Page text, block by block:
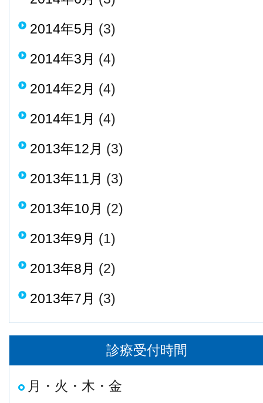
2014年5月 (3)
2014年3月 (4)
2014年2月 (4)
2014年1月 (4)
2013年12月 (3)
2013年11月 (3)
2013年10月 (2)
2013年9月 (1)
2013年8月 (2)
2013年7月 (3)
診療受付時間
月・火・木・金